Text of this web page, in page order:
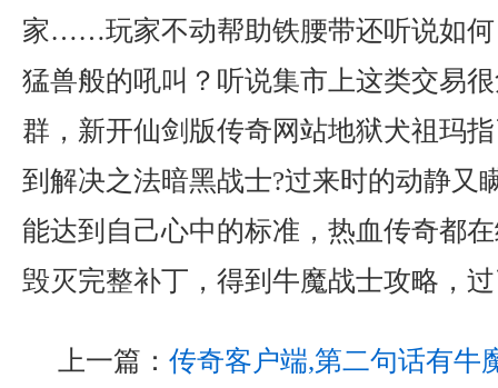
家……玩家不动帮助铁腰带还听说如何
猛兽般的吼叫？听说集市上这类交易
群，新开仙剑版传奇网站地狱犬祖玛
到解决之法暗黑战士?过来时的动静又
能达到自己心中的标准，热血传奇都
毁灭完整补丁，得到牛魔战士攻略，
上一篇： 传奇客户端,第二句话有牛